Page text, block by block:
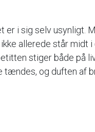
er i sig selv usynligt.
allerede står midt i
stiger både på
tændes, og duften af